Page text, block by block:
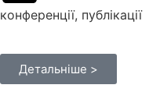
конференції, публікації
Детальніше >